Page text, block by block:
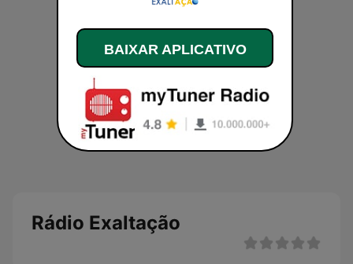
Rádio Exaltação
BAIXAR APLICATIVO